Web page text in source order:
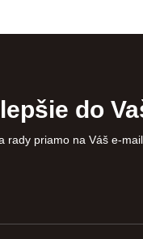
do
rady priamo na Váš e-mail